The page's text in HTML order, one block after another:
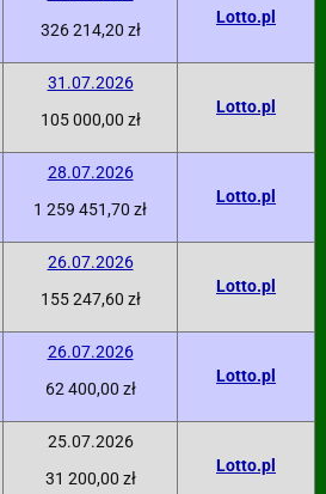
326 214,20 zł
Lotto.pl
31.07.2026
105 000,00 zł
Lotto.pl
28.07.2026
1 259 451,70 zł
Lotto.pl
26.07.2026
155 247,60 zł
Lotto.pl
26.07.2026
62 400,00 zł
Lotto.pl
25.07.2026
31 200,00 zł
Lotto.pl